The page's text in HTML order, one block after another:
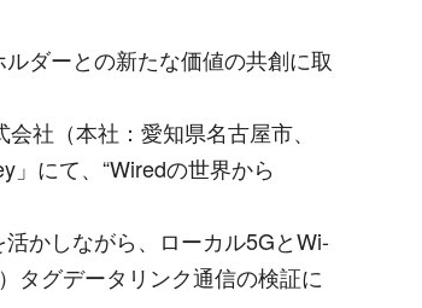
ダーとの新たな価値の共創に取
社（本社：愛知県名古屋市、
」にて、“Wiredの世界から
かしながら、ローカル5GとWi-
）タグデータリンク通信の検証に